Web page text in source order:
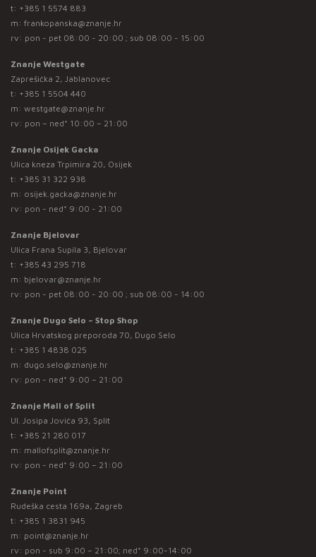
t: +385 1 5574 883
m: frankopanska@znanje.hr
rv: pon - pet 08:00 - 20:00 ; sub 08:00 - 15:00
Znanje Westgate
Zaprešićka 2, Jablanovec
t: +385 1 5504 440
m: westgate@znanje.hr
rv: pon – ned* 10:00 – 21:00
Znanje Osijek Gacka
Ulica kneza Trpimira 20, Osijek
t: +385 31 322 938
m: osijek.gacka@znanje.hr
rv: pon - ned* 9:00 - 21:00
Znanje Bjelovar
Ulica Frana Supila 3, Bjelovar
t: +385 43 295 718
m: bjelovar@znanje.hr
rv: pon - pet 08:00 - 20:00 ; sub 08:00 - 14:00
Znanje Dugo Selo – Stop Shop
Ulica Hrvatskog preporoda 70, Dugo Selo
t: +385 1 4838 025
m: dugo.selo@znanje.hr
rv: pon - ned* 9:00 – 21:00
Znanje Mall of Split
Ul. Josipa Jovića 93, Split
t: +385 21 280 017
m: mallofsplit@znanje.hr
rv: pon - ned* 9:00 – 21:00
Znanje Point
Rudeška cesta 169a, Zagreb
t: +385 1 3831 945
m: point@znanje.hr
rv: pon - sub 9:00 – 21:00; ned* 9:00-14:00